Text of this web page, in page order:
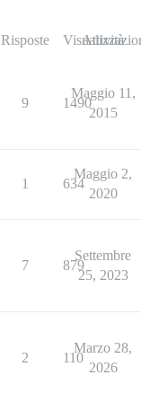
Risposte Visualizzazioni
Attività
9 1490
Maggio 11,
2015
1 634
Maggio 2,
2020
7 879
Settembre
25, 2023
2 110
Marzo 28,
2026